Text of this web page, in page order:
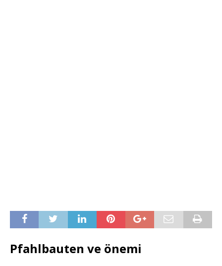
Pfahlbauten ve önemi